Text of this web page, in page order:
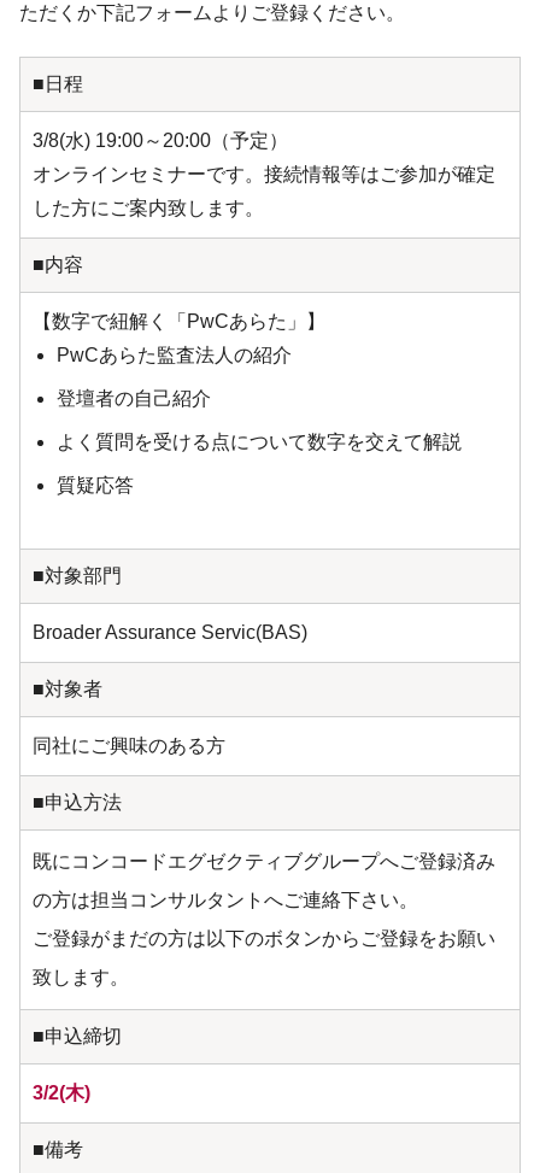
ただくか下記フォームよりご登録ください。
■日程
3/8(水) 19:00～20:00（予定）
オンラインセミナーです。接続情報等はご参加が確定
した方にご案内致します。
■内容
【数字で紐解く「PwCあらた」】
PwCあらた監査法人の紹介
登壇者の自己紹介
よく質問を受ける点について数字を交えて解説
質疑応答
■対象部門
Broader Assurance Servic(BAS)
■対象者
同社にご興味のある方
■申込方法
既にコンコードエグゼクティブグループへご登録済み
の方は担当コンサルタントへご連絡下さい。
ご登録がまだの方は以下のボタンからご登録をお願い
致します。
■申込締切
3/2(木)
■備考